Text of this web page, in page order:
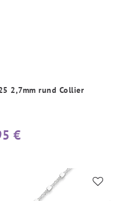
2,7mm rund Collier
€